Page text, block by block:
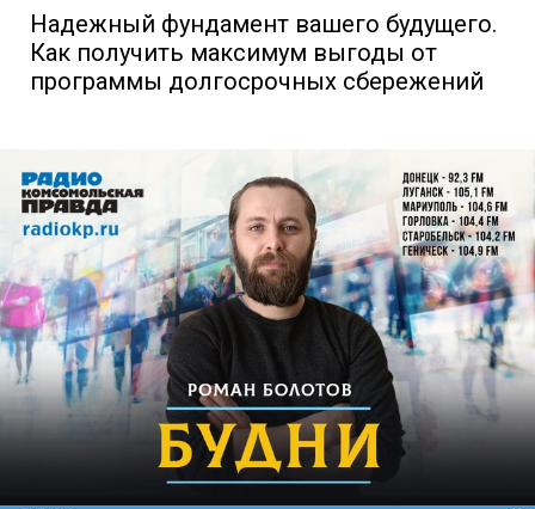
Надежный фундамент вашего будущего.
Как получить максимум выгоды от
программы долгосрочных сбережений